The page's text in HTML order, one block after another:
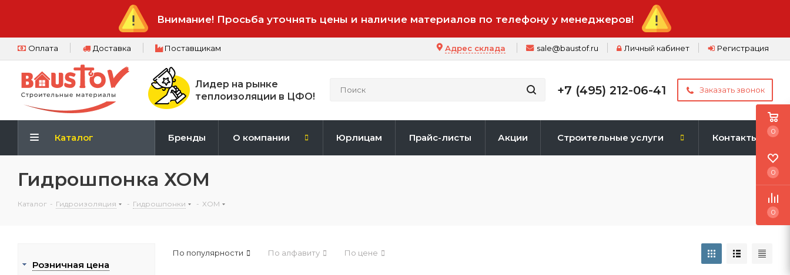
Внимание! Просьба уточнять цены и наличие материалов по телефону у менеджеров!
Оплата Доставка Поставщикам Регистрация
Личный кабинет
sale@baustof.ru
Адрес склада
Лидер на рынке
теплоизоляции в ЦФО!
+7 (495) 212-06-41 Заказать звонок
Каталог Бренды О компании Юрлицам Прайс-листы Акции Строительные услуги Контакты
Гидрошпонка ХОМ
Каталог - Гидроизоляция - Гидрошпонки - ХОМ
По популярности По алфавиту По цене
Розничная цена
0
0
0